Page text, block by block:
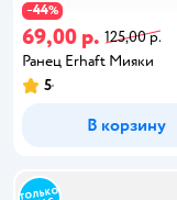
−44%
69,00 р. 125,00 р.
Ранец Erhaft Мияки
5
В корзину